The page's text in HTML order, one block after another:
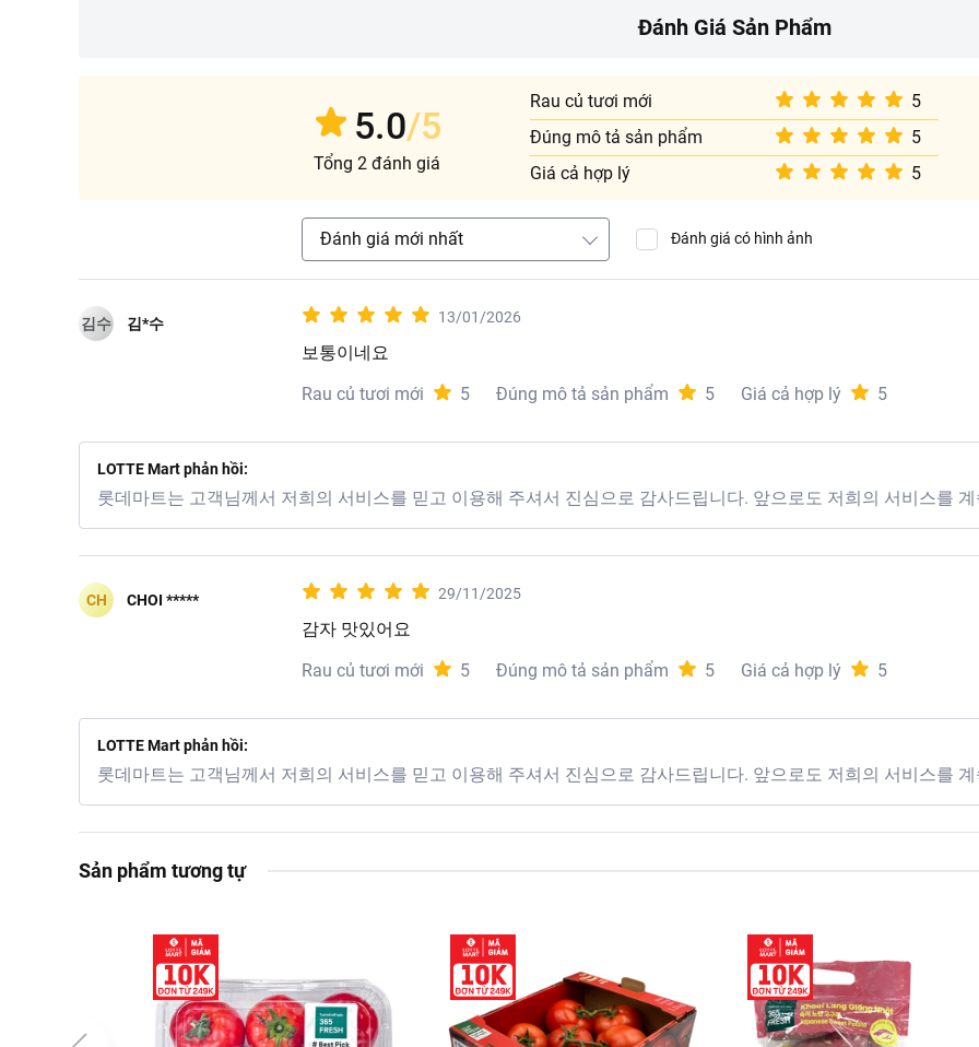
Hướng dẫn bảo quản:Bảo quản nơi khô ráo.
Xuất xứ:Việt Nam
Hạn sử dụng:7 ngày kể từ ngày đóng gói.
Gợi ý món ngon:
Có thể chế biến thành các món như khoai tây luộc, khoai tây chiên,
Đánh Giá Sản Phẩm
5.0/5
Tổng 2 đánh giá
Rau củ tươi mới
5
Đúng mô tả sản phẩm
5
Giá cả hợp lý
5
Đánh giá mới nhất Đánh giá có hình ảnh
김수 김*수 13/01/2026
보통이네요
Rau củ tươi mới
5 Đúng mô tả sản phẩm 5 Giá cả hợp lý 5
LOTTE Mart phản hồi:
롯데마트는 고객님께서 저희의 서비스를 믿고 이용해 주셔서 진심으로 감사드립니다. 앞으로도 저희의 서비스를
CH CHOI ***** 29/11/2025
감자 맛있어요
Rau củ tươi mới
5 Đúng mô tả sản phẩm 5 Giá cả hợp lý 5
LOTTE Mart phản hồi:
롯데마트는 고객님께서 저희의 서비스를 믿고 이용해 주셔서 진심으로 감사드립니다. 앞으로도 저희의 서비스를
Sản phẩm tương tự